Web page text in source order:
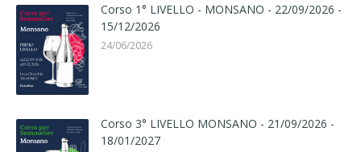
Corso 1° LIVELLO - MONSANO - 22/09/2026 -
15/12/2026
24/06/2026
Corso 3° LIVELLO MONSANO - 21/09/2026 -
18/01/2027